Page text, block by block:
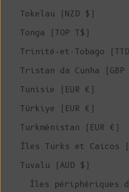
Tokelau (NZD $)
Tonga (TOP T$)
Trinité-et-Tobago
Tristan da Cunha (GBP
Tunisie (EUR €)
Türkiye (EUR €)
Turkménistan (EUR €)
Îles Turks et Caicos
Tuvalu (AUD $)
Îles périphériques